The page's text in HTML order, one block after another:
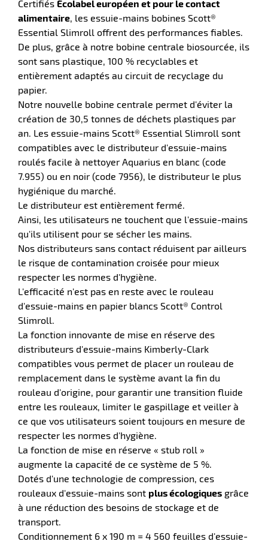
Certifiés Écolabel européen et pour le contact
alimentaire, les essuie-mains bobines Scott®
Essential Slimroll offrent des performances fiables.
De plus, grâce à notre bobine centrale biosourcée, ils
sont sans plastique, 100 % recyclables et
entièrement adaptés au circuit de recyclage du
papier.
Notre nouvelle bobine centrale permet d'éviter la
création de 30,5 tonnes de déchets plastiques par
an. Les essuie-mains Scott® Essential Slimroll sont
compatibles avec le distributeur d'essuie-mains
roulés facile à nettoyer Aquarius en blanc (code
7.955) ou en noir (code 7956), le distributeur le plus
hygiénique du marché.
Le distributeur est entièrement fermé.
Ainsi, les utilisateurs ne touchent que l'essuie-mains
qu'ils utilisent pour se sécher les mains.
Nos distributeurs sans contact réduisent par ailleurs
le risque de contamination croisée pour mieux
respecter les normes d'hygiène.
L'efficacité n'est pas en reste avec le rouleau
d'essuie-mains en papier blancs Scott® Control
Slimroll.
La fonction innovante de mise en réserve des
distributeurs d'essuie-mains Kimberly-Clark
compatibles vous permet de placer un rouleau de
remplacement dans le système avant la fin du
rouleau d'origine, pour garantir une transition fluide
entre les rouleaux, limiter le gaspillage et veiller à
ce que vos utilisateurs soient toujours en mesure de
respecter les normes d'hygiène.
La fonction de mise en réserve « stub roll »
augmente la capacité de ce système de 5 %.
Dotés d'une technologie de compression, ces
rouleaux d'essuie-mains sont plus écologiques grâce
à une réduction des besoins de stockage et de
transport.
Conditionnement 6 x 190 m = 4 560 feuilles d'essuie-